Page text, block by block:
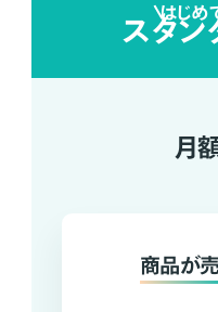
はじめ
スタン
月
商品が